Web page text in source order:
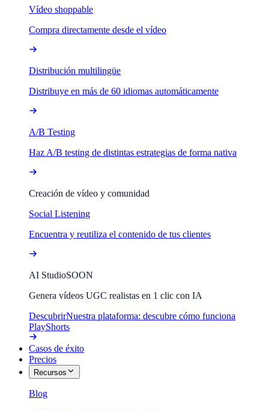
Vídeo shoppable
Compra directamente desde el vídeo
Distribución multilingüe
Distribuye en más de 60 idiomas automáticamente
A/B Testing
Haz A/B testing de distintas estrategias de forma nativa
Creación de vídeo y comunidad
Social Listening
Encuentra y reutiliza el contenido de tus clientes
AI StudioSOON
Genera vídeos UGC realistas en 1 clic con IA
DescubrirNuestra plataforma: descubre cómo funciona
PlayShorts
Casos de éxito
Precios
Recursos
Blog